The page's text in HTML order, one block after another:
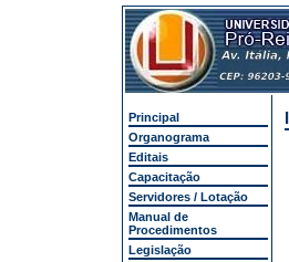
Principal
Organograma
Editais
Capacitação
Servidores / Lotação
Manual de
Procedimentos
Legislação